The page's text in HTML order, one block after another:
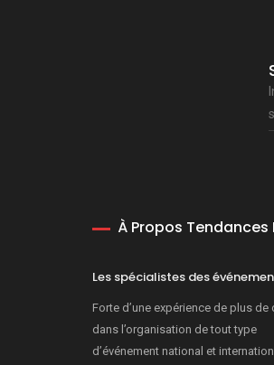
À Propos Tendances
Les spécialistes des
Forte d’une expérience de plus de
dans l’organisation de tout type
d’événement national et